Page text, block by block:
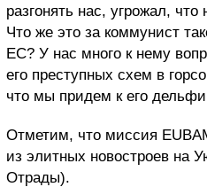
разгонять нас, угрожал, что
Что же это за коммунист
ЕС? У нас много к нему
его преступных схем в
что мы придем к его
Отметим, что миссия
из элитных новостроев на
Отрады).